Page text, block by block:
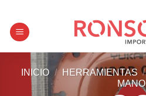
content
INICIO / HERRAMIENTAS /
MANO